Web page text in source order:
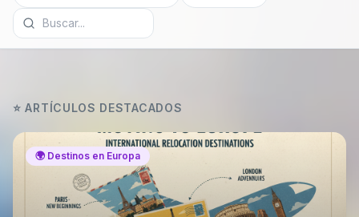
⭐ ARTÍCULOS DESTACADOS
🌍 Destinos en Europa